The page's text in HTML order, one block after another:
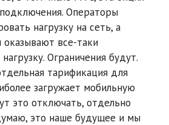
Операторы
нагрузку на сеть, а
все-таки
Ограничения будут.
тарификация для
загружает мобильную
это отключать, отдельно
это наше будущее и мы